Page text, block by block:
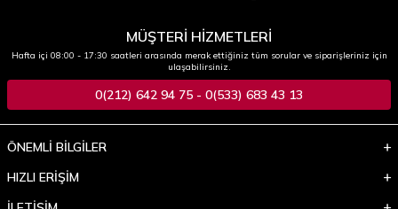
MÜŞTERİ HİZMETLERİ
Hafta içi 08:00 - 17:30 saatleri arasında merak ettiğiniz tüm sorular ve siparişleriniz için
ulaşabilirsiniz.
0(212) 642 94 75 - 0(533) 683 43 13
ÖNEMLİ BİLGİLER
HIZLI ERİŞİM